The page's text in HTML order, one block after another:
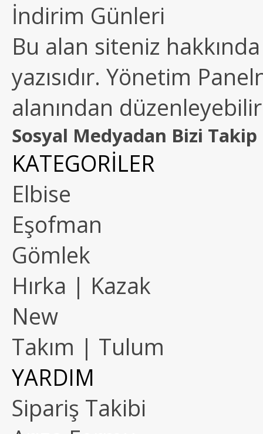
İndirim Günleri
Bu alan siteniz
yazısıdır. Yönetim
alanından
Sosyal Medyadan Bizi Takip
KATEGORİLER
Elbise
Eşofman
Gömlek
Hırka | Kazak
New
Takım | Tulum
YARDIM
Sipariş Takibi